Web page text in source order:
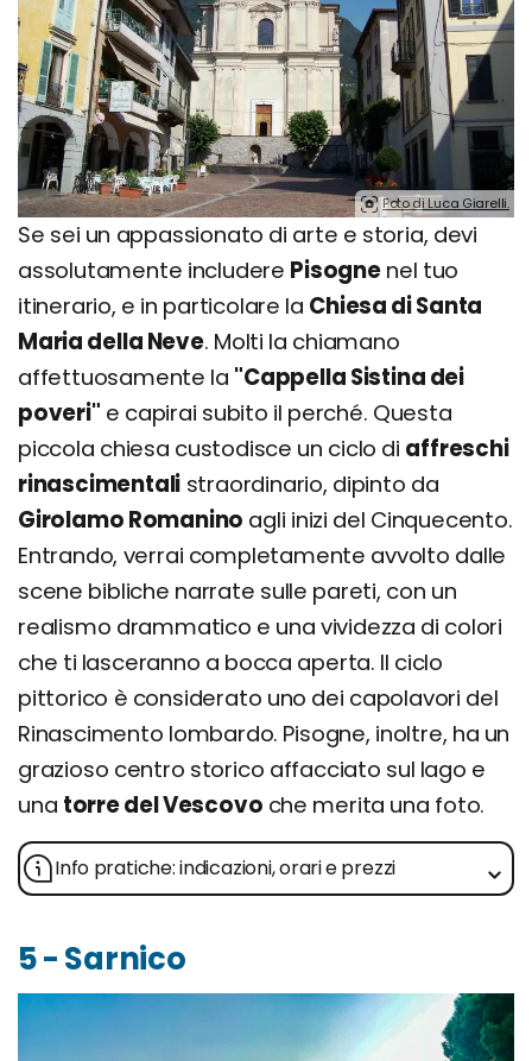
Foto di Luca Giarelli.
Se sei un appassionato di arte e storia, devi
assolutamente includere Pisognenel tuo
itinerario, e in particolare la Chiesa di Santa
Maria della Neve. Molti la chiamano
affettuosamente la "Cappella Sistina dei
poveri" e capirai subito il perché. Questa
piccola chiesa custodisce un ciclo di affreschi
rinascimentali straordinario, dipinto da
Girolamo Romanino agli inizi del Cinquecento.
Entrando, verrai completamente avvolto dalle
scene bibliche narrate sulle pareti, con un
realismo drammatico e una vividezza di colori
che ti lasceranno a bocca aperta. Il ciclo
pittorico è considerato uno dei capolavori del
Rinascimento lombardo. Pisogne, inoltre, ha un
grazioso centro storico affacciato sul lago e
una torre del Vescovo che merita una foto.
Info pratiche: indicazioni, orari e prezzi
5 - Sarnico